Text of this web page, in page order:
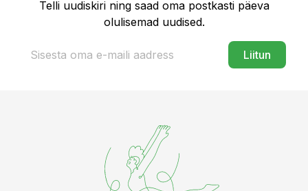
Telli uudiskiri ning saad oma postkasti päeva
olulisemad uudised.
Liitun